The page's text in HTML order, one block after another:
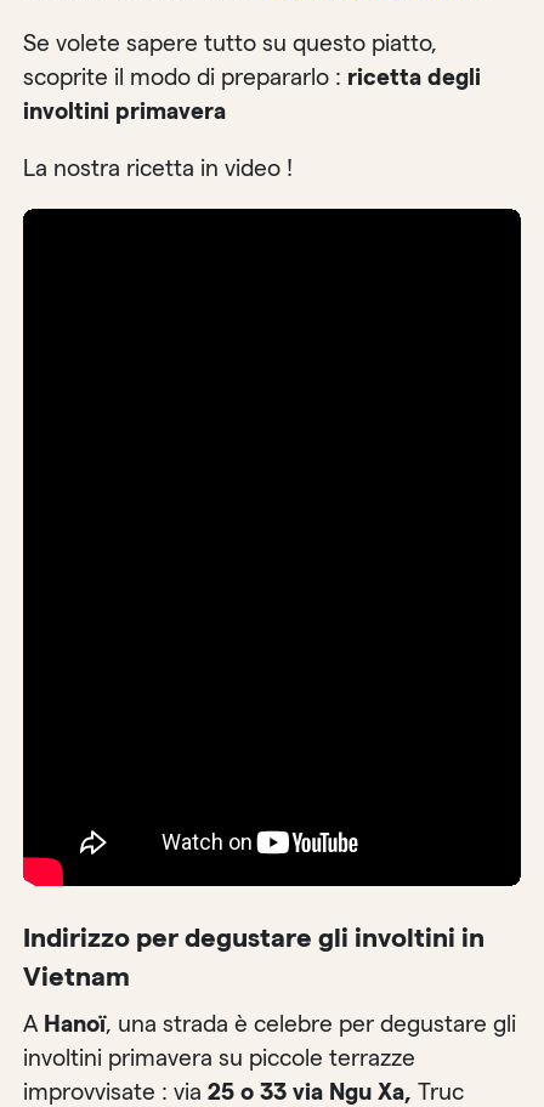
Se volete sapere tutto su questo piatto,
scoprite il modo di prepararlo : ricetta degli
involtini primavera
La nostra ricetta in video !
Indirizzo per degustare gli involtini in
Vietnam
A Hanoï, una strada è celebre per degustare gli
involtini primavera su piccole terrazze
improvvisate : via25 o 33 via Ngu Xa, Truc